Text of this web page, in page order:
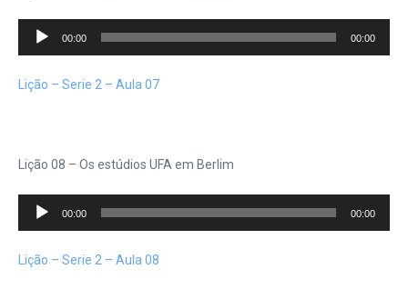
Tocador
00:00 00:00
Lição – Serie 2 – Aula 07
Lição 08 – Os estúdios UFA em Berlim
Tocador
00:00 00:00
Lição – Serie 2 – Aula 08